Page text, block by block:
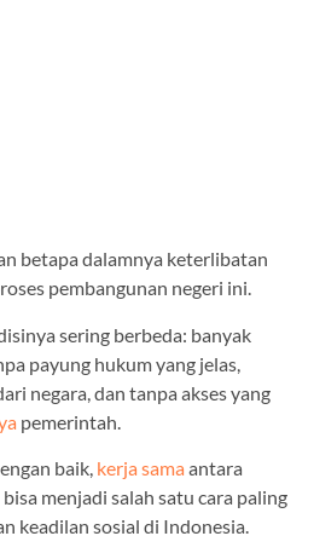
betapa dalamnya keterlibatan
pembangunan negeri ini.
sering berbeda: banyak
payung hukum yang jelas,
negara, dan tanpa akses yang
pemerintah.
baik, kerja samaantara
menjadi salah satu cara paling
keadilan sosial di Indonesia.